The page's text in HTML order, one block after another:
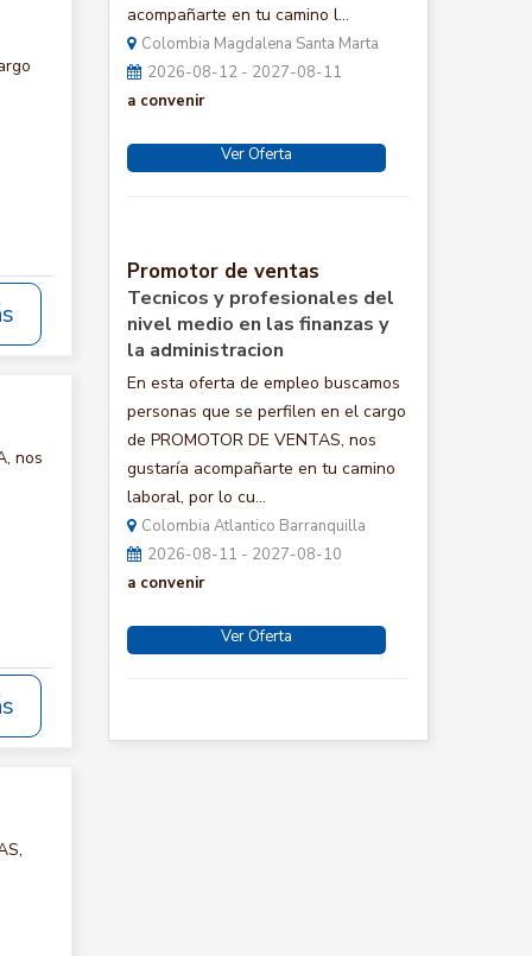
nos
acompañarte en tu camino l...
Colombia Magdalena Santa Marta
2026-08-12 - 2027-08-11
a convenir
Ver Oferta
Promotor de ventas
Tecnicos y profesionales del
nivel medio en las finanzas y
la administracion
En esta oferta de empleo buscamos
personas que se perfilen en el cargo
de PROMOTOR DE VENTAS, nos
gustaría acompañarte en tu camino
laboral, por lo cu...
Colombia Atlantico Barranquilla
2026-08-11 - 2027-08-10
a convenir
Ver Oferta